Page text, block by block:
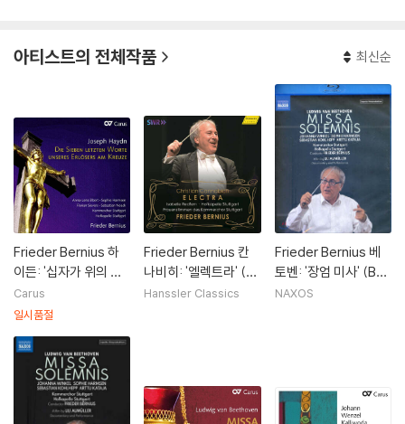
아티스트의 전체작품 최신순
Frieder Bernius 하
이든: '십자가 위의 일
곱 말씀' (성악 판본)
(Haydn: Die Sieben
eres Erlosers Am K
reuze 'The Seven L
ast Words of Chris
Carus
일시품절
Frieder Bernius 칸
나비히: '엘렉트라' (Jo
hann Christian Can
Hanssler Classics
Frieder Bernius 베
토벤: '장엄 미사' (Be
ethoven: 'Missa So
NAXOS